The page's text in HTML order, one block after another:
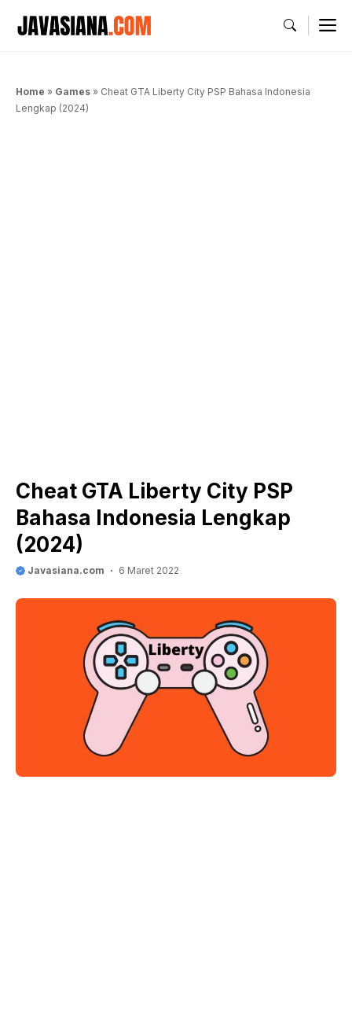
Home » Games » Cheat GTA Liberty City PSP Bahasa Indonesia
Lengkap (2024)
Cheat GTA Liberty City PSP
Bahasa Indonesia Lengkap
(2024)
Javasiana.com 6 Maret 2022